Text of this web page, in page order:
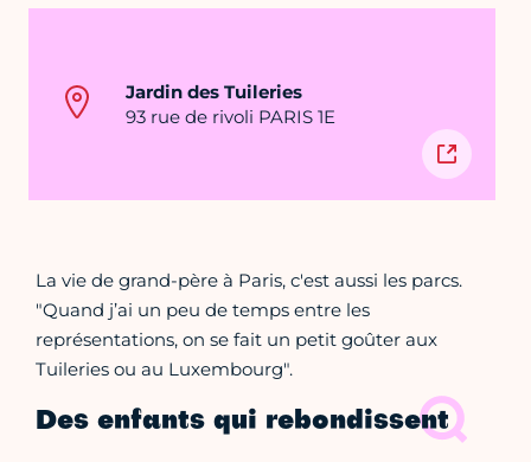
Jardin des Tuileries
93 rue de rivoli PARIS 1E
La vie de grand-père à Paris, c'est aussi les parcs.
"Quand j’ai un peu de temps entre les
représentations, on se fait un petit goûter aux
Tuileries ou au Luxembourg".
Des enfants qui rebondissent